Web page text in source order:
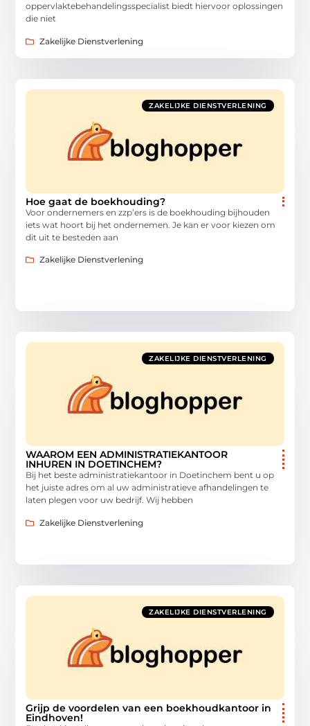
oppervlaktebehandelingsspecialist biedt hiervoor oplossingen
die niet
Zakelijke Dienstverlening
ZAKELIJKE DIENSTVERLENING
Hoe gaat de boekhouding?
Voor ondernemers en zzp’ers is de boekhouding bijhouden
iets wat hoort bij het ondernemen. Je kan er voor kiezen om
dit uit te besteden aan
Zakelijke Dienstverlening
ZAKELIJKE DIENSTVERLENING
WAAROM EEN ADMINISTRATIEKANTOOR
INHUREN IN DOETINCHEM?
Bij het beste administratiekantoor in Doetinchem bent u op
het juiste adres om al uw administratieve afhandelingen te
laten plegen voor uw bedrijf. Wij hebben
Zakelijke Dienstverlening
ZAKELIJKE DIENSTVERLENING
Grijp de voordelen van een boekhoudkantoor in
Eindhoven!